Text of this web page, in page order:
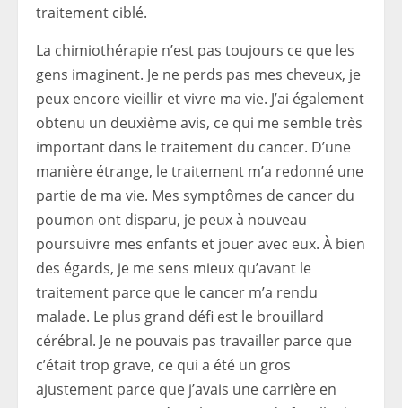
traitement ciblé.
La chimiothérapie n’est pas toujours ce que les
gens imaginent. Je ne perds pas mes cheveux, je
peux encore vieillir et vivre ma vie. J’ai également
obtenu un deuxième avis, ce qui me semble très
important dans le traitement du cancer. D’une
manière étrange, le traitement m’a redonné une
partie de ma vie. Mes symptômes de cancer du
poumon ont disparu, je peux à nouveau
poursuivre mes enfants et jouer avec eux. À bien
des égards, je me sens mieux qu’avant le
traitement parce que le cancer m’a rendu
malade. Le plus grand défi est le brouillard
cérébral. Je ne pouvais pas travailler parce que
c’était trop grave, ce qui a été un gros
ajustement parce que j’avais une carrière en